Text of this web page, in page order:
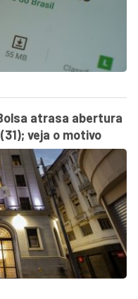
atrasa abertura
veja o motivo